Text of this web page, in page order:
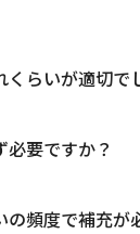
らいが適切で
要ですか？
頻度で補充が